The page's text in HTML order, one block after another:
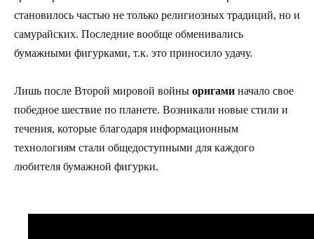
становилось частью не только религиозных традиций, но и
самурайских. Последние вообще обменивались
бумажными фигурками, т.к. это приносило удачу.
Лишь после Второй мировой войны оригами начало свое
победное шествие по планете. Возникали новые стили и
течения, которые благодаря информационным
технологиям стали общедоступными для каждого
любителя бумажной фигурки.